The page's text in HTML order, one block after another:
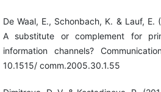
De Waal, E., Schonbach, K. & Lauf,
A substitute or complement for
information channels?
10.1515/ comm.2005.30.1.55